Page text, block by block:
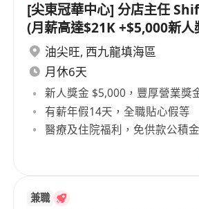
[尖東冠華中心] 分店主任
(月薪高達$21K +$5,000新人
油尖旺, 西九龍填海區
月休6天
新人獎金 $5,000，豐厚營業獎
有薪年假14天，全職貼心假等
醫療及住院福利，免供款公積金
兼職